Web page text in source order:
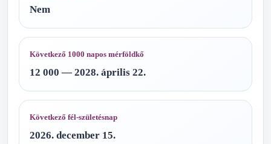
Nem
Következő 1000 napos mérföldkő
12 000 — 2028. április 22.
Következő fél-születésnap
2026. december 15.